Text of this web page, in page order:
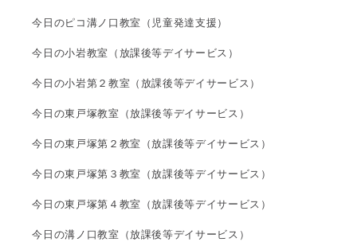
今日のピコ溝ノ口教室（児童発達支援）
今日の小岩教室（放課後等デイサービス）
今日の小岩第２教室（放課後等デイサービス）
今日の東戸塚教室（放課後等デイサービス）
今日の東戸塚第２教室（放課後等デイサービス）
今日の東戸塚第３教室（放課後等デイサービス）
今日の東戸塚第４教室（放課後等デイサービス）
今日の溝ノ口教室（放課後等デイサービス）